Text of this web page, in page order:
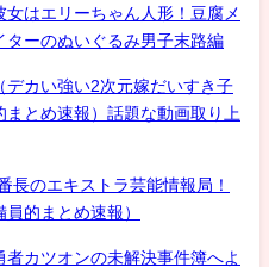
はエリーちゃん人形！豆腐メ
ターのぬいぐるみ男子末路編
デカい強い2次元嫁だいすき子
とめ速報）話題な動画取り上
長のエキストラ芸能情報局！
的まとめ速報）
カツオンの未解決事件簿へよ